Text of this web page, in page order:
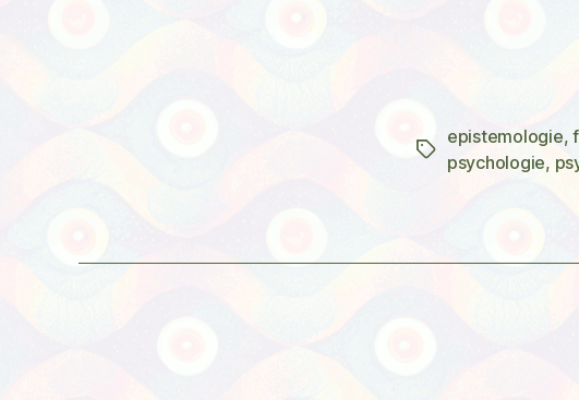
Štítky
epistemologie,
psychologie,